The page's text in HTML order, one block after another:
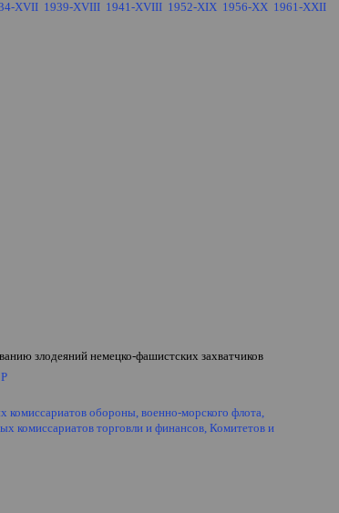
XVII 1939-XVIII 1941-XVIII 1952-XIX 1956-XX 1961-XXII
злодеяний немецко-фашистских захватчиков
обороны, военно-морского флота,
комиссариатов торговли и финансов, Комитетов и